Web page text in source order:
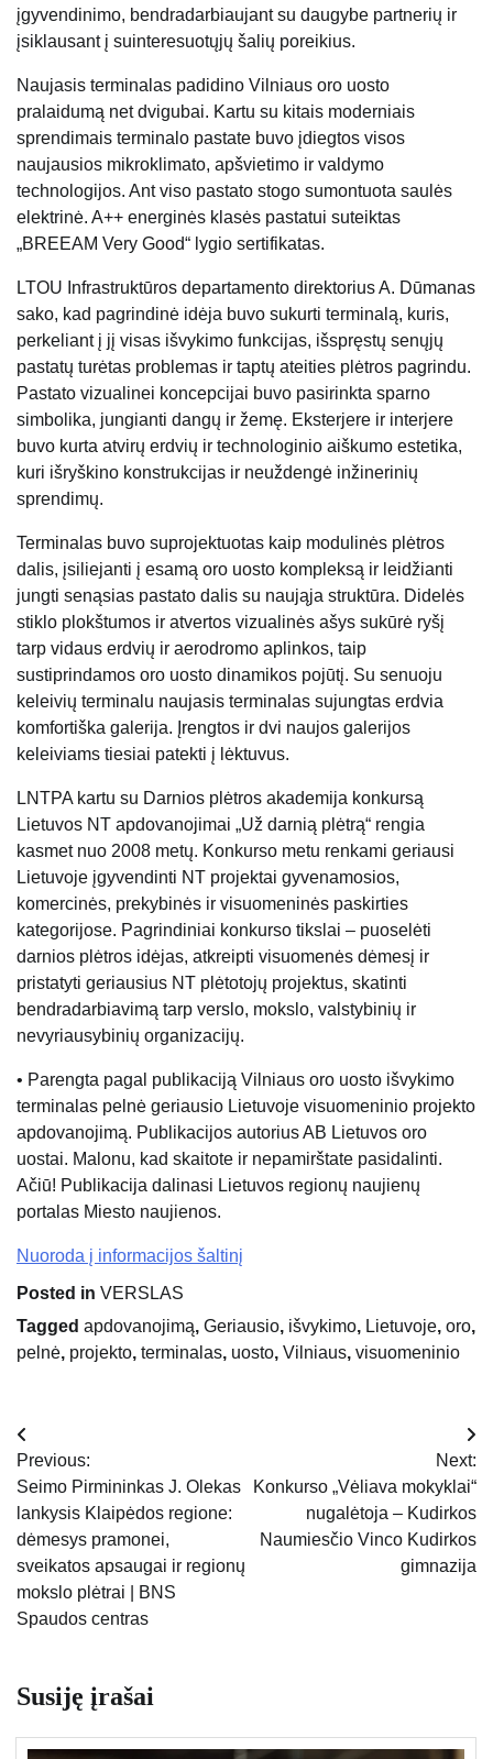
įgyvendinimo, bendradarbiaujant su daugybe partnerių ir
įsiklausant į suinteresuotųjų šalių poreikius.
Naujasis terminalas padidino Vilniaus oro uosto
pralaidumą net dvigubai. Kartu su kitais moderniais
sprendimais terminalo pastate buvo įdiegtos visos
naujausios mikroklimato, apšvietimo ir valdymo
technologijos. Ant viso pastato stogo sumontuota saulės
elektrinė. A++ energinės klasės pastatui suteiktas
„BREEAM Very Good“ lygio sertifikatas.
LTOU Infrastruktūros departamento direktorius A. Dūmanas
sako, kad pagrindinė idėja buvo sukurti terminalą, kuris,
perkeliant į jį visas išvykimo funkcijas, išspręstų senųjų
pastatų turėtas problemas ir taptų ateities plėtros pagrindu.
Pastato vizualinei koncepcijai buvo pasirinkta sparno
simbolika, jungianti dangų ir žemę. Eksterjere ir interjere
buvo kurta atvirų erdvių ir technologinio aiškumo estetika,
kuri išryškino konstrukcijas ir neuždengė inžinerinių
sprendimų.
Terminalas buvo suprojektuotas kaip modulinės plėtros
dalis, įsiliejanti į esamą oro uosto kompleksą ir leidžianti
jungti senąsias pastato dalis su naująja struktūra. Didelės
stiklo plokštumos ir atvertos vizualinės ašys sukūrė ryšį
tarp vidaus erdvių ir aerodromo aplinkos, taip
sustiprindamos oro uosto dinamikos pojūtį. Su senuoju
keleivių terminalu naujasis terminalas sujungtas erdvia
komfortiška galerija. Įrengtos ir dvi naujos galerijos
keleiviams tiesiai patekti į lėktuvus.
LNTPA kartu su Darnios plėtros akademija konkursą
Lietuvos NT apdovanojimai „Už darnią plėtrą“ rengia
kasmet nuo 2008 metų. Konkurso metu renkami geriausi
Lietuvoje įgyvendinti NT projektai gyvenamosios,
komercinės, prekybinės ir visuomeninės paskirties
kategorijose. Pagrindiniai konkurso tikslai – puoselėti
darnios plėtros idėjas, atkreipti visuomenės dėmesį ir
pristatyti geriausius NT plėtotojų projektus, skatinti
bendradarbiavimą tarp verslo, mokslo, valstybinių ir
nevyriausybinių organizacijų.
• Parengta pagal publikaciją Vilniaus oro uosto išvykimo
terminalas pelnė geriausio Lietuvoje visuomeninio projekto
apdovanojimą. Publikacijos autorius AB Lietuvos oro
uostai. Malonu, kad skaitote ir nepamirštate pasidalinti.
Ačiū! Publikacija dalinasi Lietuvos regionų naujienų
portalas Miesto naujienos.
Nuoroda į informacijos šaltinį
Posted in VERSLAS
Tagged apdovanojimą, Geriausio, išvykimo, Lietuvoje, oro,
pelnė, projekto, terminalas, uosto, Vilniaus, visuomeninio
Navigacija
tarp
įrašų
Previous:
Seimo Pirmininkas J. Olekas
lankysis Klaipėdos regione:
dėmesys pramonei,
sveikatos apsaugai ir regionų
mokslo plėtrai | BNS
Spaudos centras
Next:
Konkurso „Vėliava mokyklai“
nugalėtoja – Kudirkos
Naumiesčio Vinco Kudirkos
gimnazija
Susiję įrašai